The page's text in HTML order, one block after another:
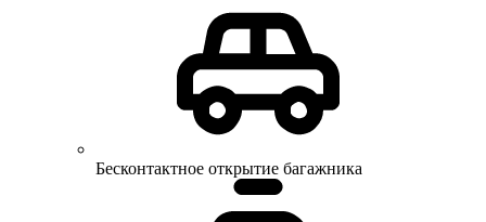
Бесконтактное открытие багажника